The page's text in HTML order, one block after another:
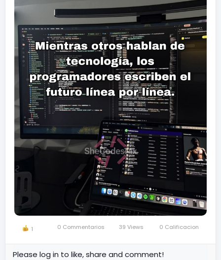
1 0 Commentarios 39 Views 0 Calificacion
Please log in to like, share and comment!